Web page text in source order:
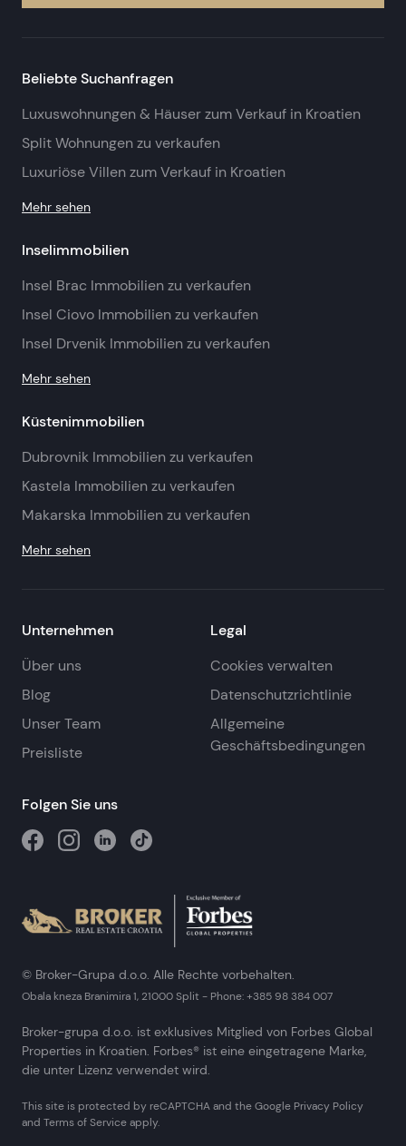
Beliebte Suchanfragen
Luxuswohnungen & Häuser zum Verkauf in Kroatien
Split Wohnungen zu verkaufen
Luxuriöse Villen zum Verkauf in Kroatien
Mehr sehen
Inselimmobilien
Insel Brac Immobilien zu verkaufen
Insel Ciovo Immobilien zu verkaufen
Insel Drvenik Immobilien zu verkaufen
Mehr sehen
Küstenimmobilien
Dubrovnik Immobilien zu verkaufen
Kastela Immobilien zu verkaufen
Makarska Immobilien zu verkaufen
Mehr sehen
Unternehmen
Über uns
Blog
Unser Team
Preisliste
Legal
Cookies verwalten
Datenschutzrichtlinie
Allgemeine
Geschäftsbedingungen
Folgen Sie uns
© Broker-Grupa d.o.o. Alle Rechte vorbehalten.
Obala kneza Branimira 1, 21000 Split - Phone: +385 98 384 007
Broker-grupa d.o.o. ist exklusives Mitglied von Forbes Global
Properties in Kroatien. Forbes® ist eine eingetragene Marke,
die unter Lizenz verwendet wird.
This site is protected by reCAPTCHA and the Google Privacy Policy
and Terms of Service apply.